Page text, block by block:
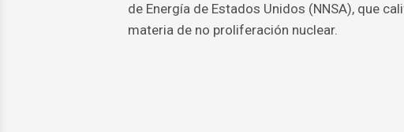
de Energía de Estados Unidos (NNSA), que
materia de no proliferación nuclear.